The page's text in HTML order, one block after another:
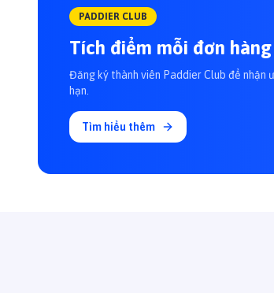
PADDIER CLUB
Tích điểm mỗi đơn
Đăng ký thành viên Paddier Club để nhận
hạn.
Tìm hiểu thêm